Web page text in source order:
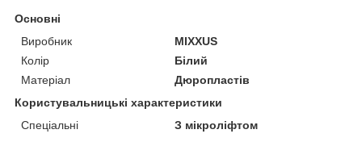
Основні
Виробник
MIXXUS
Колір
Білий
Матеріал
Дюропластів
Користувальницькі характеристики
Спеціальні
З мікроліфтом